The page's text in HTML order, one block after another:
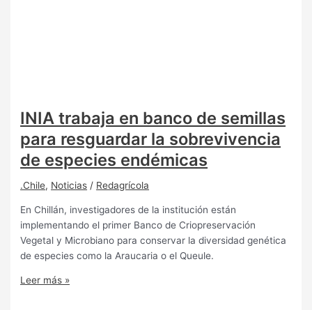
INIA trabaja en banco de semillas
para resguardar la sobrevivencia
de especies endémicas
.Chile, Noticias / Redagrícola
En Chillán, investigadores de la institución están
implementando el primer Banco de Criopreservación
Vegetal y Microbiano para conservar la diversidad genética
de especies como la Araucaria o el Queule.
Leer más »